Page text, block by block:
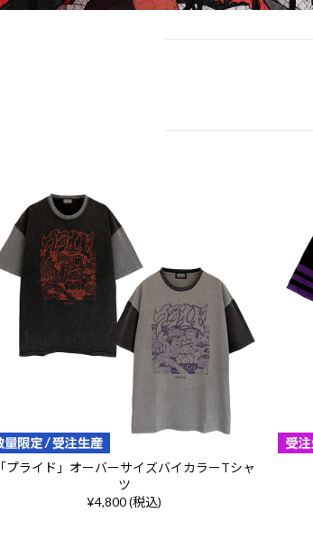
「プライド」オーバーサイズバイカラーTシャ
ツ
¥4,800 (税込)